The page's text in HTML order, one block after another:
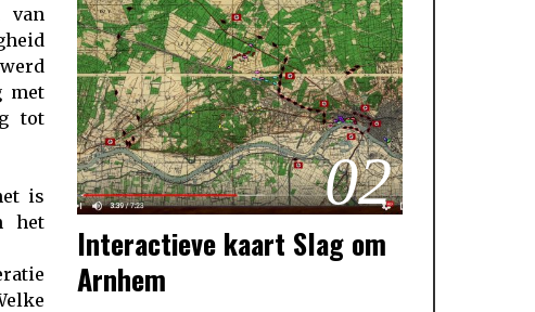
van
met
tot
is
het
02
Interactieve kaart Slag om
Arnhem